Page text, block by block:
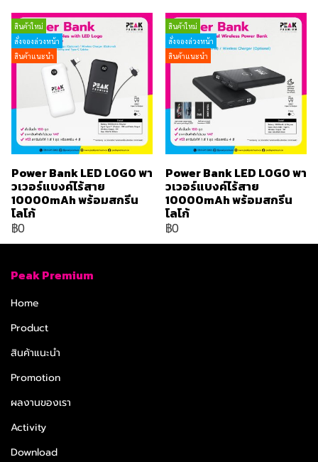
สินค้าใหม่
สั่งจองล่วงหน้า
สินค้าแนะนำ
Power Bank LED LOGO พา
วเวอร์แบงค์ไร้สาย
10000mAh พร้อมสกรีน
โลโก้
฿0
สินค้าใหม่
สั่งจองล่วงหน้า
สินค้าแนะนำ
Power Bank LED LOGO พา
วเวอร์แบงค์ไร้สาย
10000mAh พร้อมสกรีน
โลโก้
฿0
Peak Premium
Home
Product
สินค้าแนะนำ
Promotion
ผลงานของเรา
Activity
Download